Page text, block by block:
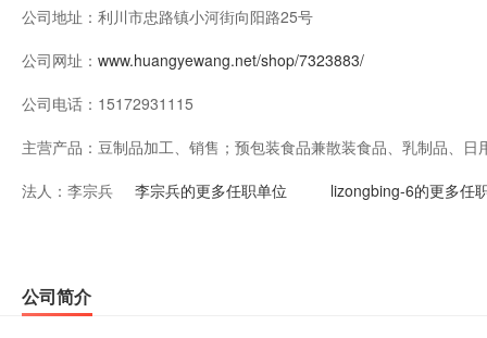
公司地址： 利川市忠路镇小河街向阳路25号
公司网址： www.huangyewang.net/shop/7323883/
公司电话： 15172931115
主营产品： 豆制品加工、销售；预包装食品兼散装食品、乳制品、
农副产品加工及销售；餐饮服务；民宿旅游服务。（涉
法人： 李宗兵 李宗兵的更多任职单位 lizongbing-6的更多任
公司简介